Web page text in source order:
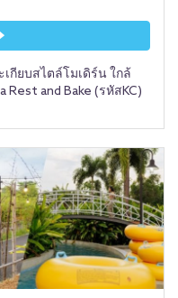
กียบสไตล์โมเดิร์น ใกล้
and Bake (รหัสKC)